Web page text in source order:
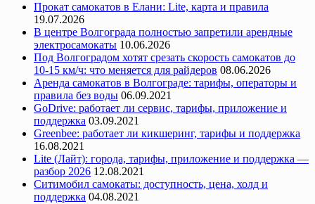
Прокат самокатов в Елани: Lite, карта и правила
19.07.2026
В центре Волгограда полностью запретили арендные
электросамокаты 10.06.2026
Под Волгоградом хотят срезать скорость самокатов до
10-15 км/ч: что меняется для райдеров 08.06.2026
Аренда самокатов в Волгограде: тарифы, операторы и
правила без воды 06.09.2021
GoDrive: работает ли сервис, тарифы, приложение и
поддержка 03.09.2021
Greenbee: работает ли кикшеринг, тарифы и поддержка
16.08.2021
Lite (Лайт): города, тарифы, приложение и поддержка —
разбор 2026 12.08.2021
Ситимобил самокаты: доступность, цена, холд и
поддержка 04.08.2021